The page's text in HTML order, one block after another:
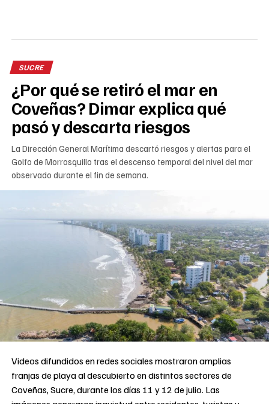
SUCRE
¿Por qué se retiró el mar en
Coveñas? Dimar explica qué
pasó y descarta riesgos
La Dirección General Marítima descartó riesgos y alertas para el
Golfo de Morrosquillo tras el descenso temporal del nivel del mar
observado durante el fin de semana.
Videos difundidos en redes sociales mostraron amplias
franjas de playa al descubierto en distintos sectores de
Coveñas, Sucre, durante los días 11 y 12 de julio. Las